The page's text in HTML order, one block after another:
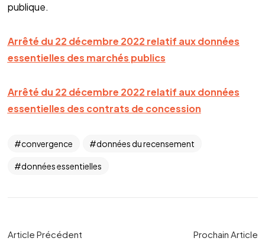
publique.
Arrêté du 22 décembre 2022 relatif aux données
essentielles des marchés publics
Arrêté du 22 décembre 2022 relatif aux données
essentielles des contrats de concession
convergence données du recensement
données essentielles
Article Précédent Prochain Article